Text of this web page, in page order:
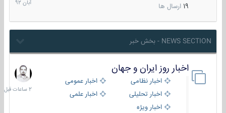
ارسال ها
NEWS SECTION - بخش خبر
اخبار روز ایران و جهان
اخبار نظامی
اخبار عمومی
اخبار تحلیلی
اخبار علمی
اخبار ویژه
2
ساعات
قبل